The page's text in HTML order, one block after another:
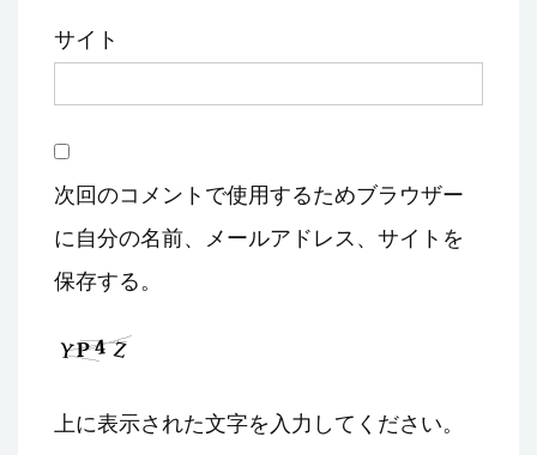
サイト
次回のコメントで使用するためブラウザー
に自分の名前、メールアドレス、サイトを
保存する。
上に表示された文字を入力してください。